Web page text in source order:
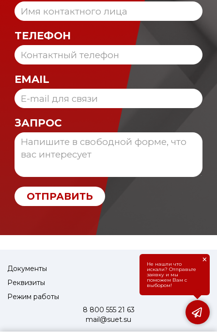
ТЕЛЕФОН
EMAIL
ЗАПРОС
ОТПРАВИТЬ
Документы
Реквизиты
Режим работы
8 800 555 21 63
mail@suet.su
Не нашли что
искали? Отправьте
заявку и мы
поможем Вам с
выбором!
×